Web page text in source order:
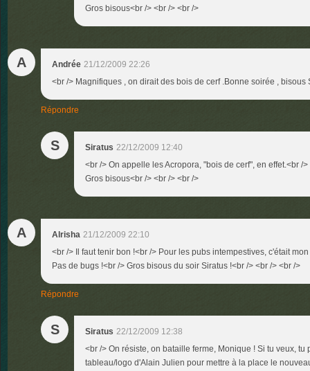
Gros bisous<br /> <br /> <br />
A Andrée 21/12/2009 22:26
<br /> Magnifiques , on dirait des bois de cerf .Bonne soirée , bisous
Répondre
S Siratus 22/12/2009 12:40
<br /> On appelle les Acropora, "bois de cerf", en effet.<br /
Gros bisous<br /> <br /> <br />
A Alrisha 21/12/2009 22:10
<br /> Il faut tenir bon !<br /> Pour les pubs intempestives, c'était
Pas de bugs !<br /> Gros bisous du soir Siratus !<br /> <br /> <br />
Répondre
S Siratus 22/12/2009 12:38
<br /> On résiste, on bataille ferme, Monique ! Si tu veux, tu
tableau/logo d'Alain Julien pour mettre à la place le